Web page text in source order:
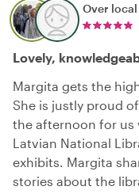
Over local
Lovely,
Margita gets the
She is justly proud
the afternoon for us
Latvian National
exhibits. Margita
stories about the